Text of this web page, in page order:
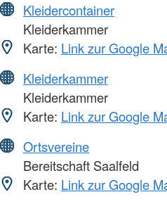
Kleidercontainer
Kleiderkammer
Karte: Link zur Google
Kleiderkammer
Kleiderkammer
Karte: Link zur Google
Ortsvereine
Bereitschaft Saalfeld
Karte: Link zur Google